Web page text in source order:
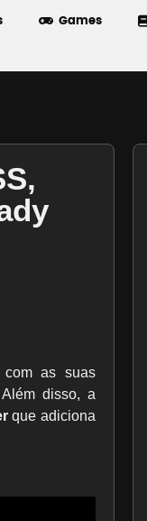
Games
com as suas
Além disso, a
que adiciona